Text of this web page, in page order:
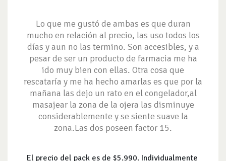
Lo que me gustó de ambas es que duran
mucho en relación al precio, las uso todos los
días y aun no las termino. Son accesibles, y a
pesar de ser un producto de farmacia me ha
ido muy bien con ellas. Otra cosa que
rescataría y me ha hecho amarlas es que por la
mañana las dejo un rato en el congelador,al
masajear la zona de la ojera las disminuye
considerablemente y se siente suave la
zona.Las dos poseen factor 15.
El precio del pack es de $5.990. Individualmente